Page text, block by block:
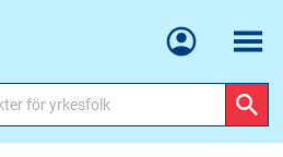
Meny